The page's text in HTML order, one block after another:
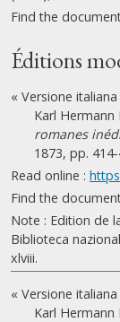
Find the
Éditions
« Versione
Karl Hermann
romanes
1873, pp. 414-
Read online :
Find the
Note : Edition de
Biblioteca
xlviii.
« Versione
Karl Hermann